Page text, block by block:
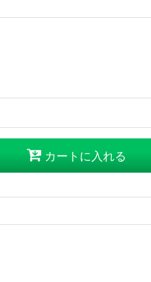
カートに入れる